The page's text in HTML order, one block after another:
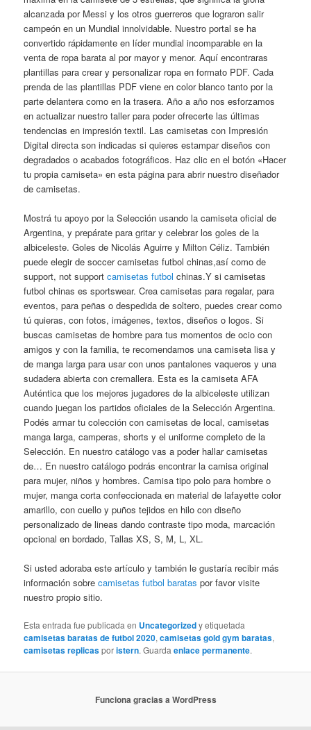
alcanzada por Messi y los otros guerreros que lograron salir
campeón en un Mundial innolvidable. Nuestro portal se ha
convertido rápidamente en líder mundial incomparable en la
venta de ropa barata al por mayor y menor. Aquí encontraras
plantillas para crear y personalizar ropa en formato PDF. Cada
prenda de las plantillas PDF viene en color blanco tanto por la
parte delantera como en la trasera. Año a año nos esforzamos
en actualizar nuestro taller para poder ofrecerte las últimas
tendencias en impresión textil. Las camisetas con Impresión
Digital directa son indicadas si quieres estampar diseños con
degradados o acabados fotográficos. Haz clic en el botón «Hacer
tu propia camiseta» en esta página para abrir nuestro diseñador
de camisetas.
Mostrá tu apoyo por la Selección usando la camiseta oficial de
Argentina, y prepárate para gritar y celebrar los goles de la
albiceleste. Goles de Nicolás Aguirre y Milton Céliz. También
puede elegir de soccer camisetas futbol chinas,así como de
support, not supportcamisetas futbol chinas.Y si camisetas
futbol chinas es sportswear. Crea camisetas para regalar, para
eventos, para peñas o despedida de soltero, puedes crear como
tú quieras, con fotos, imágenes, textos, diseños o logos. Si
buscas camisetas de hombre para tus momentos de ocio con
amigos y con la familia, te recomendamos una camiseta lisa y
de manga larga para usar con unos pantalones vaqueros y una
sudadera abierta con cremallera. Esta es la camiseta AFA
Auténtica que los mejores jugadores de la albiceleste utilizan
cuando juegan los partidos oficiales de la Selección Argentina.
Podés armar tu colección con camisetas de local, camisetas
manga larga, camperas, shorts y el uniforme completo de la
Selección. En nuestro catálogo vas a poder hallar camisetas
de… En nuestro catálogo podrás encontrar la camisa original
para mujer, niños y hombres. Camisa tipo polo para hombre o
mujer, manga corta confeccionada en material de lafayette color
amarillo, con cuello y puños tejidos en hilo con diseño
personalizado de lineas dando contraste tipo moda, marcación
opcional en bordado, Tallas XS, S, M, L, XL.
Si usted adoraba este artículo y también le gustaría recibir más
información sobrecamisetas futbol baratas por favor visite
nuestro propio sitio.
Esta entrada fue publicada en Uncategorizedy etiquetada
camisetas baratas de futbol 2020,camisetas gold gym baratas,
camisetas replicasporistern. Guardaenlace permanente.
Funciona gracias a WordPress